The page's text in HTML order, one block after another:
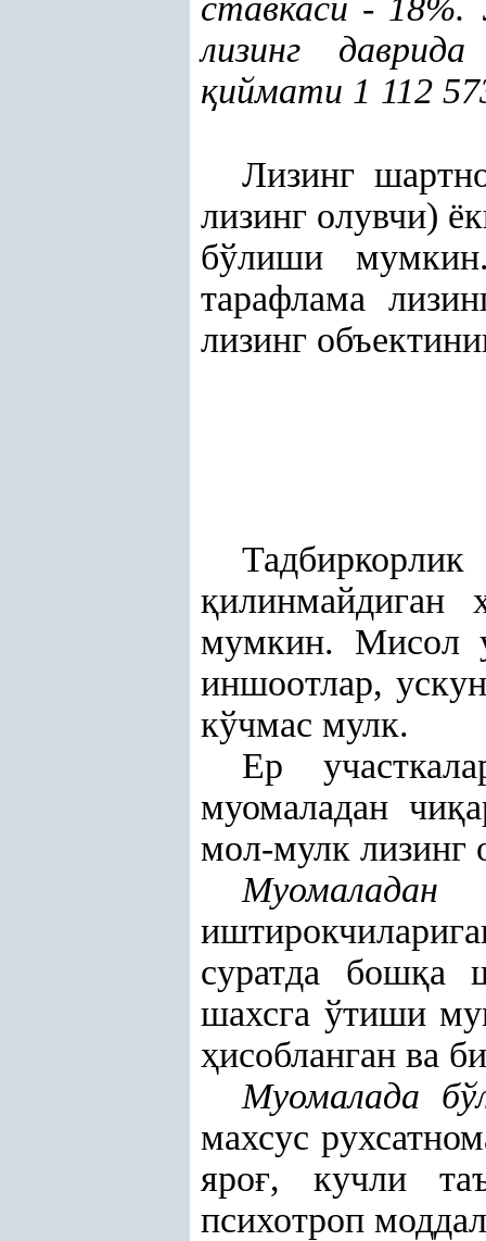
ставкаси -
лизинг
қиймати 1 112
Лизинг
лизинг олувчи)
бўлиши
тарафлама
лизинг
қилинмайдиган
мумкин. Мисол
иншоотлар,
кўчмас мулк.
Ер
муомаладан чиқ
мол-мулк лизинг
Муомаладан
суратда бошқа
шахсга ўтиши
ҳисобланган ва
Муомалада
махсус
яроғ, кучли
психотроп